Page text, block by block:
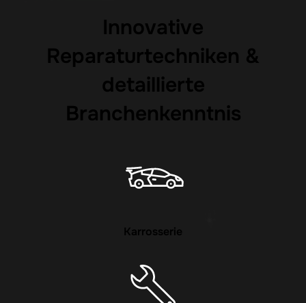
Innovative
Reparaturtechniken &
detaillierte
Branchenkenntnis
Karrosserie